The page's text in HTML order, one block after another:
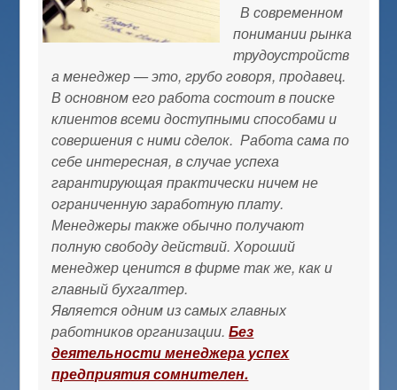
В современном
понимании рынка
трудоустройств
а менеджер — это, грубо говоря, продавец.
В основном его работа состоит в поиске
клиентов всеми доступными способами и
совершения с ними сделок. Работа сама по
себе интересная, в случае успеха
гарантирующая практически ничем не
ограниченную заработную плату.
Менеджеры также обычно получают
полную свободу действий. Хороший
менеджер ценится в фирме так же, как и
главный бухгалтер.
Является одним из самых главных
работников организации.Без
деятельности менеджера успех
предприятия сомнителен.